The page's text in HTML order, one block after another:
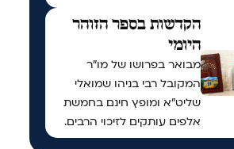
הקדשות בספר הזוהר
היומי
מבואר בפרושו של מו"ר
המקובל רבי בניהו שמואלי
שליט"א ומופץ חינם בחמשת
אלפים עותקים לזיכוי הרבים.